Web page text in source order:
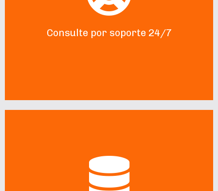
Consulte por soporte 24/7
ilimitado y gratuito, consulte también por nuestras
Servidores confiables y rápidos
Trabajamos con la nube de Amazon Web Services,